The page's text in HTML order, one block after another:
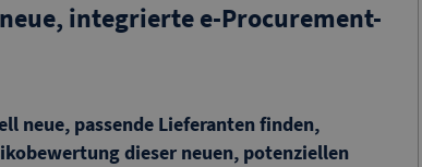
integrierte e-Procurement-
neue, passende Lieferanten finden,
dieser neuen, potenziellen